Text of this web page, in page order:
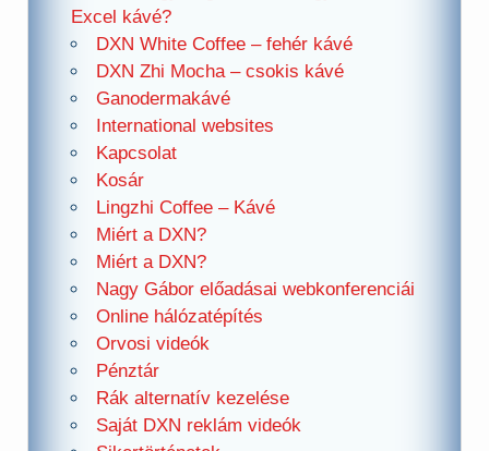
Excel kávé?
DXN White Coffee – fehér kávé
DXN Zhi Mocha – csokis kávé
Ganodermakávé
International websites
Kapcsolat
Kosár
Lingzhi Coffee – Kávé
Miért a DXN?
Miért a DXN?
Nagy Gábor előadásai webkonferenciái
Online hálózatépítés
Orvosi videók
Pénztár
Rák alternatív kezelése
Saját DXN reklám videók